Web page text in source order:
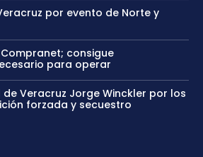
por evento de Norte y
consigue
para operar
de Veracruz Jorge Winckler por los
forzada y secuestro